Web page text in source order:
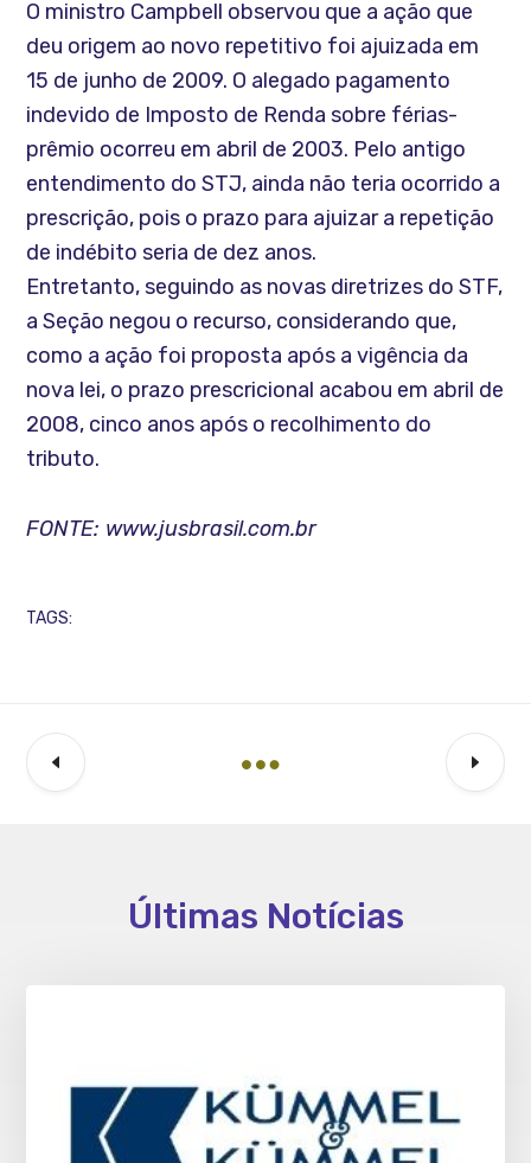
O ministro Campbell observou que a ação que
deu origem ao novo repetitivo foi ajuizada em
15 de junho de 2009. O alegado pagamento
indevido de Imposto de Renda sobre férias-
prêmio ocorreu em abril de 2003. Pelo antigo
entendimento do STJ, ainda não teria ocorrido a
prescrição, pois o prazo para ajuizar a repetição
de indébito seria de dez anos.
Entretanto, seguindo as novas diretrizes do STF,
a Seção negou o recurso, considerando que,
como a ação foi proposta após a vigência da
nova lei, o prazo prescricional acabou em abril de
2008, cinco anos após o recolhimento do
tributo.
FONTE: www.jusbrasil.com.br
TAGS:
Últimas Notícias